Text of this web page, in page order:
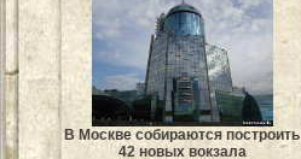
В Москве собираются построить
42 новых вокзала